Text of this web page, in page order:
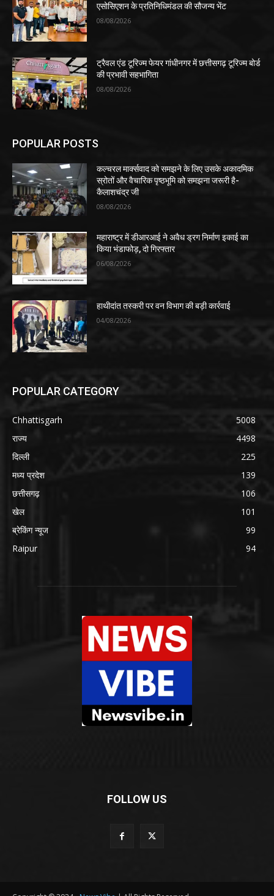
एसोसिएशन के प्रतिनिधिमंडल की सौजन्य भेंट
08/08/2026
ट्रैवल एंड टूरिज्म फेयर गांधीनगर में छत्तीसगढ़ टूरिज्म बोर्ड
की प्रभावी सहभागिता
08/08/2026
POPULAR POSTS
कल्चरल मार्क्सवाद को समझने के लिए उसके अकादमिक
स्रोतों और वैचारिक पृष्ठभूमि को समझना जरूरी है-
कैलाशचंद्र जी
08/08/2026
महाराष्ट्र में डीआरआई ने अवैध ड्रग निर्माण इकाई का
किया भंडाफोड़, दो गिरफ्तार
06/08/2026
हाथीदांत तस्करी पर वन विभाग की बड़ी कार्रवाई
04/08/2026
POPULAR CATEGORY
Chhattisgarh
5008
राज्य
4498
दिल्ली
225
मध्य प्रदेश
139
छत्तीसगढ़
106
खेल
101
ब्रेकिंग न्यूज
99
Raipur
94
FOLLOW US